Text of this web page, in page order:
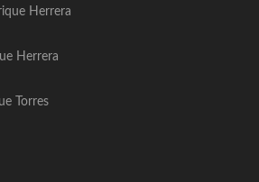
Herrera
Herrera
Torres